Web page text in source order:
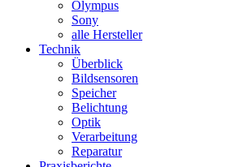
Olympus
Sony
alle Hersteller
Technik
Überblick
Bildsensoren
Speicher
Belichtung
Optik
Verarbeitung
Reparatur